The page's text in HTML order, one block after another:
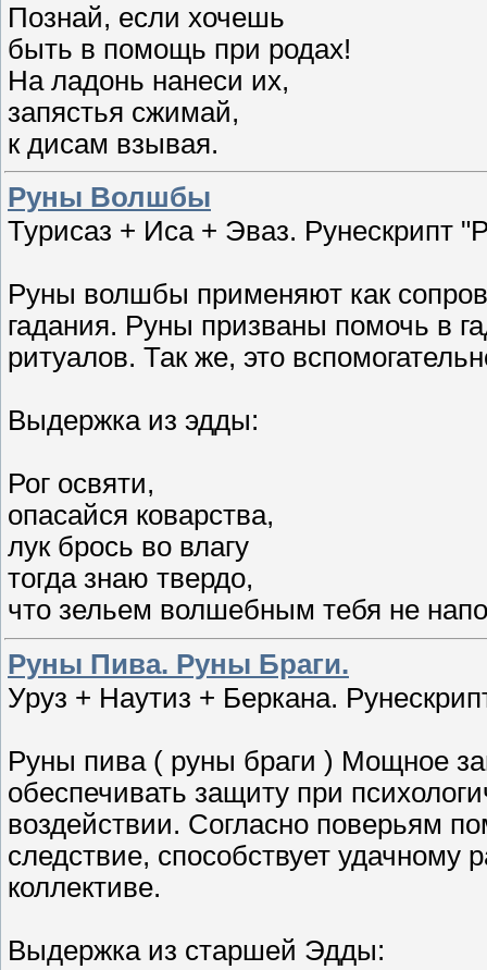
Познай, если хочешь
быть в помощь при родах!
На ладонь нанеси их,
запястья сжимай,
к дисам взывая.
Руны Волшбы
Турисаз + Иса + Эваз. Рунескрипт
Руны волшбы применяют как
гадания. Руны призваны помочь в
ритуалов. Так же, это
Выдержка из эдды:
Рог освяти,
опасайся коварства,
лук брось во влагу
тогда знаю твердо,
что зельем волшебным тебя не
Руны Пива. Руны Браги.
Уруз + Наутиз + Беркана.
Руны пива ( руны браги ) Мощное
обеспечивать защиту при
воздействии. Согласно поверьям
следствие, способствует
коллективе.
Выдержка из старшей Эдды: